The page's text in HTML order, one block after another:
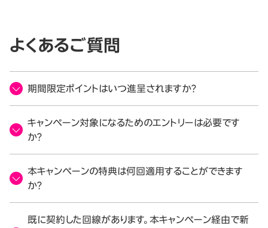
よくあるご質問
期間限定ポイントはいつ進呈されますか？
キャンペーン対象になるためのエントリーは必要です
か？
本キャンペーンの特典は何回適用することができます
か？
既に契約した回線があります。本キャンペーン経由で新